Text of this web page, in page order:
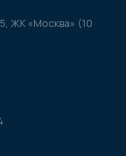
ЖК «Москва» (10